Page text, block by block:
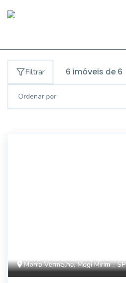
Filtrar 6 imóveis de 6
Ordenar por
Morro Vermelho, Mogi Mirim - SP